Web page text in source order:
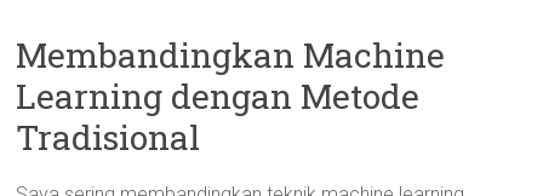
Membandingkan Machine
Learning dengan Metode
Tradisional